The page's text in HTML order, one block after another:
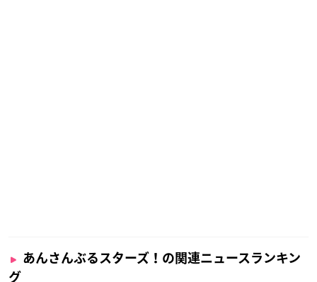
あんさんぶるスターズ！の関連ニュースランキン
グ